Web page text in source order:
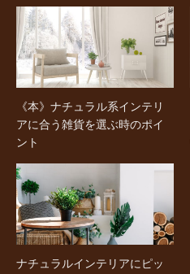
《本》ナチュラル系インテリ
アに合う雑貨を選ぶ時のポイ
ント
ナチュラルインテリアにピッ